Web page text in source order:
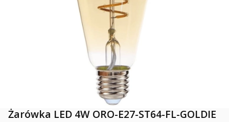
Żarówka LED 4W ORO-E27-ST64-FL-GOLDIE